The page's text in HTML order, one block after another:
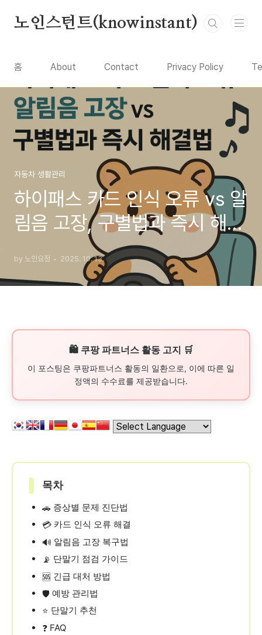
노인스턴트(knowinstant)
홈 About Contact Privacy Policy
자동차 생활관리
하이패스 카드 인식 오류 vs 알
림음 고장, 구별법과 즉시 해결
by 노인요정 2025. 10. 13.
🛍️ 쿠팡 파트너스 활동 고지 🛒
이 포스팅은 쿠팡파트너스 활동의 일환으로, 이에 따른 일
정액의 수수료를 제공받습니다.
목차
🚗 증상별 문제 진단법
💳 카드 인식 오류 해결
🔊 알림음 고장 복구법
📡 단말기 점검 가이드
🆘 긴급 대처 방법
🛡️ 예방 관리법
⭐ 단말기 추천
❓ FAQ